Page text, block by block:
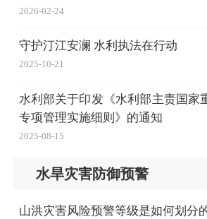
2026-02-24
守护汀江安澜 水利执法在行动
2025-10-21
水利部关于印发《水利部主责国家
专项管理实施细则》的通知
2025-08-15
水旱灾害防御预警
山洪灾害风险预警等级是如何划分